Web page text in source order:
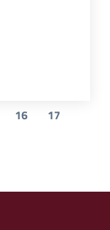
16
17